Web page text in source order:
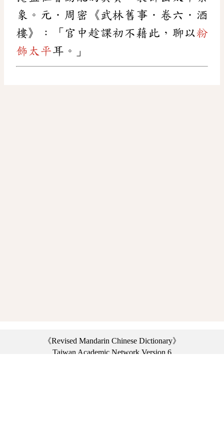
象。元．周密《武林舊事．卷六．酒
樓》：「官中趁課初不藉此，聊以粉
飾太平耳。」
《Revised Mandarin Chinese Dictionary》
Taiwan Academic Network Version 6